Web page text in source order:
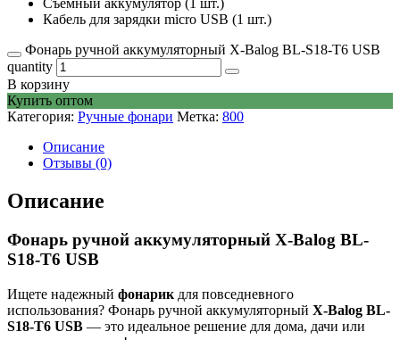
Кабель для зарядки micro USB (1 шт.)
Фонарь ручной аккумуляторный X-Balog BL-S18-T6 USB
quantity
В корзину
Купить оптом
Категория: Ручные фонари Метка: 800
Описание
Отзывы (0)
Описание
Фонарь ручной аккумуляторный X-Balog BL-
S18-T6 USB
Ищете надежный фонарик для повседневного
использования? Фонарь ручной аккумуляторный X-Balog BL-
S18-T6 USB — это идеальное решение для дома, дачи или